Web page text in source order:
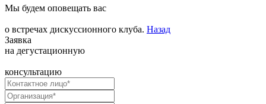
Мы будем оповещать вас
о встречах дискуссионного клуба. Назад
Заявка
на дегустационную
консультацию